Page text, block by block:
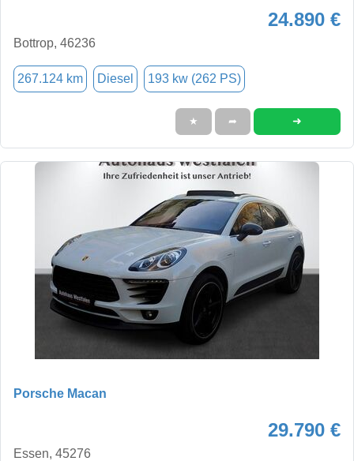
24.890 €
Bottrop, 46236
267.124 km Diesel 193 kw (262 PS)
★ ➦ ➜
Porsche Macan
29.790 €
Essen, 45276